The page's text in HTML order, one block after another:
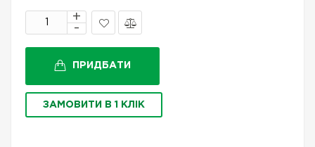
закладки
ПРИДБАТИ
ЗАМОВИТИ В 1 КЛІК